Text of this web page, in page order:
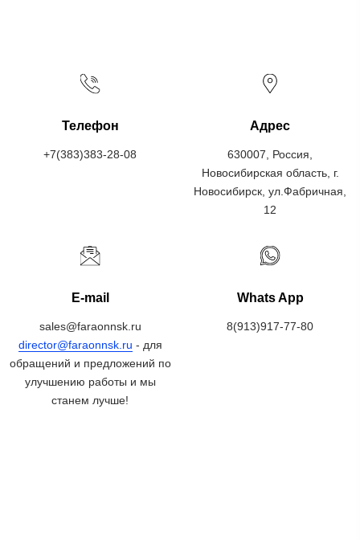
Телефон
+7(383)383-28-08
Адрес
630007, Россия,
Новосибирская область, г.
Новосибирск, ул.Фабричная,
12
E-mail
sales@faraonnsk.ru
director@faraonnsk.ru - для
обращений и предложений по
улучшению работы и мы
станем лучше!
Whats App
8(913)917-77-80